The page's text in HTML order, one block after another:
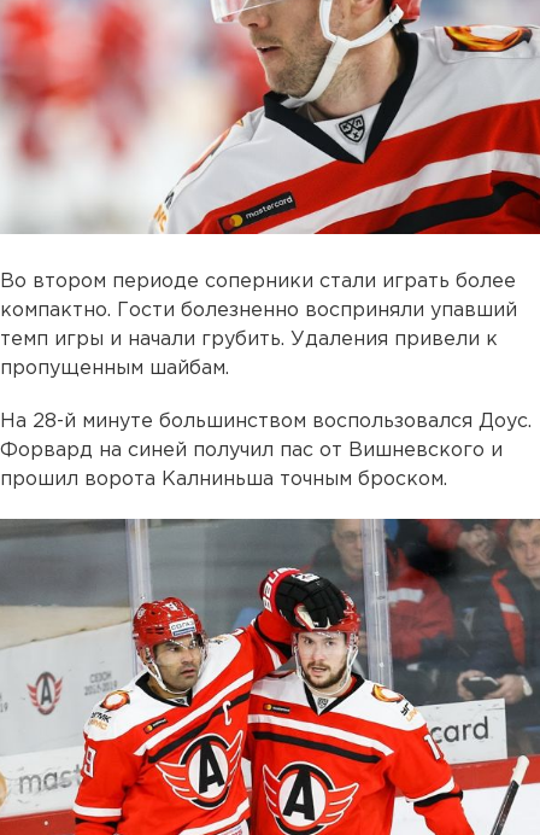
Во втором периоде соперники стали играть более
компактно. Гости болезненно восприняли упавший
темп игры и начали грубить. Удаления привели к
пропущенным шайбам.
На 28-й минуте большинством воспользовался Доус.
Форвард на синей получил пас от Вишневского и
прошил ворота Калниньша точным броском.